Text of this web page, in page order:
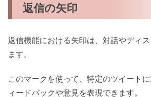
返信の矢印
返信機能における矢印は、対話やディ
ます。
このマークを使って、特定のツイート
ィードバックや意見を表現できます。